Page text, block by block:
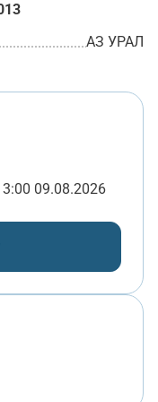
АЗ УРАЛ
09.08.2026